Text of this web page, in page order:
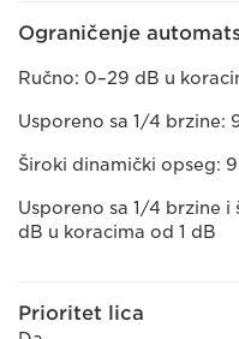
Ograničenje
Ručno: 0–29 dB u
Usporeno sa 1/4 brzine:
Široki dinamički opseg:
Usporeno sa 1/4 brzine i
dB u koracima od 1 dB
Prioritet lica